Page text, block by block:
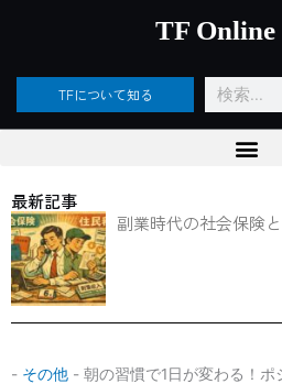
ッ
TF Online
TFについて知る
検
索
最新記事
副業時代の社会保険
- その他 - 朝の習慣で1日が変わる！